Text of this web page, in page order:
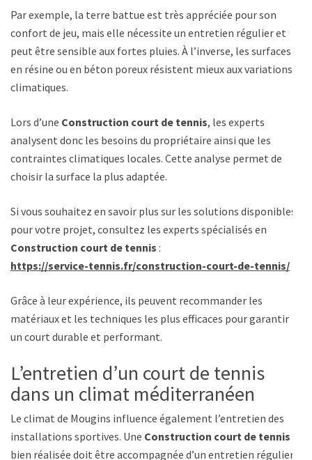
Par exemple, la terre battue est très appréciée pour son
confort de jeu, mais elle nécessite un entretien régulier et
peut être sensible aux fortes pluies. À l’inverse, les surfaces
en résine ou en béton poreux résistent mieux aux variations
climatiques.
Lors d’une Construction court de tennis, les experts
analysent donc les besoins du propriétaire ainsi que les
contraintes climatiques locales. Cette analyse permet de
choisir la surface la plus adaptée.
Si vous souhaitez en savoir plus sur les solutions disponibles
pour votre projet, consultez les experts spécialisés en
Construction court de tennis :
https://service-tennis.fr/construction-court-de-tennis/
Grâce à leur expérience, ils peuvent recommander les
matériaux et les techniques les plus efficaces pour garantir
un court durable et performant.
L’entretien d’un court de tennis
dans un climat méditerranéen
Le climat de Mougins influence également l’entretien des
installations sportives. Une Construction court de tennis
bien réalisée doit être accompagnée d’un entretien régulier